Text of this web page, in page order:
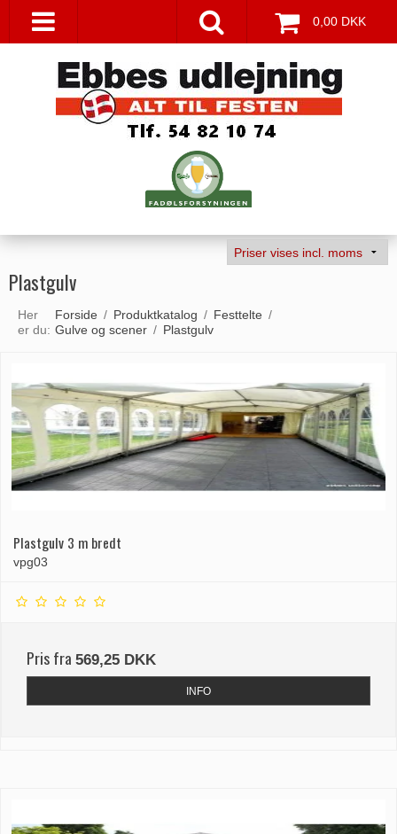
0,00 DKK
Plastgulv
Her
er du:
Forside / Produktkatalog / Festtelte /
Gulve og scener / Plastgulv
Plastgulv 3 m bredt
vpg03
Pris fra 569,25 DKK
INFO